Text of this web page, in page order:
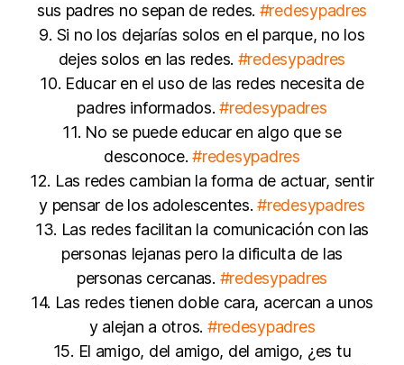
sus padres no sepan de redes. #redesypadres
9. Si no los dejarías solos en el parque, no los
dejes solos en las redes. #redesypadres
10. Educar en el uso de las redes necesita de
padres informados. #redesypadres
11. No se puede educar en algo que se
desconoce.#redesypadres
12. Las redes cambian la forma de actuar, sentir
y pensar de los adolescentes.#redesypadres
13. Las redes facilitan la comunicación con las
personas lejanas pero la dificulta de las
personas cercanas. #redesypadres
14. Las redes tienen doble cara, acercan a unos
y alejan a otros. #redesypadres
15. El amigo, del amigo, del amigo, ¿es tu